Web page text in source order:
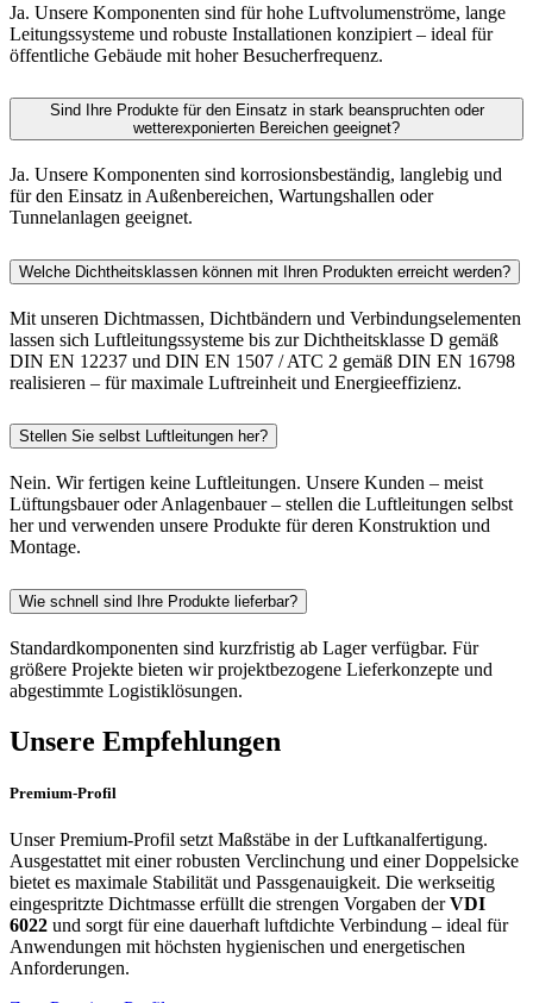
Ja. Unsere Komponenten sind für hohe Luftvolumenströme, lange
Leitungssysteme und robuste Installationen konzipiert – ideal für
öffentliche Gebäude mit hoher Besucherfrequenz.
Sind Ihre Produkte für den Einsatz in stark beanspruchten oder
wetterexponierten Bereichen geeignet?
Ja. Unsere Komponenten sind korrosionsbeständig, langlebig und
für den Einsatz in Außenbereichen, Wartungshallen oder
Tunnelanlagen geeignet.
Welche Dichtheitsklassen können mit Ihren Produkten erreicht werden?
Mit unseren Dichtmassen, Dichtbändern und Verbindungselementen
lassen sich Luftleitungssysteme bis zur Dichtheitsklasse D gemäß
DIN EN 12237 und DIN EN 1507 / ATC 2 gemäß DIN EN 16798
realisieren – für maximale Luftreinheit und Energieeffizienz.
Stellen Sie selbst Luftleitungen her?
Nein. Wir fertigen keine Luftleitungen. Unsere Kunden – meist
Lüftungsbauer oder Anlagenbauer – stellen die Luftleitungen selbst
her und verwenden unsere Produkte für deren Konstruktion und
Montage.
Wie schnell sind Ihre Produkte lieferbar?
Standardkomponenten sind kurzfristig ab Lager verfügbar. Für
größere Projekte bieten wir projektbezogene Lieferkonzepte und
abgestimmte Logistiklösungen.
Unsere Empfehlungen
Premium-Profil
Unser Premium-Profil setzt Maßstäbe in der Luftkanalfertigung.
Ausgestattet mit einer robusten Verclinchung und einer Doppelsicke
bietet es maximale Stabilität und Passgenauigkeit. Die werkseitig
eingespritzte Dichtmasse erfüllt die strengen Vorgaben derVDI
6022 und sorgt für eine dauerhaft luftdichte Verbindung – ideal für
Anwendungen mit höchsten hygienischen und energetischen
Anforderungen.